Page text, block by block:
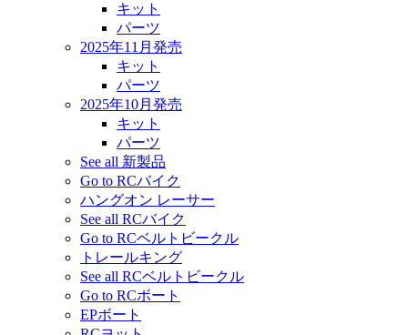
キット
パーツ
2025年11月発売
キット
パーツ
2025年10月発売
キット
パーツ
See all 新製品
Go to RCバイク
ハングオン レーサー
See all RCバイク
Go to RCベルトビークル
トレールキング
See all RCベルトビークル
Go to RCボート
EPボート